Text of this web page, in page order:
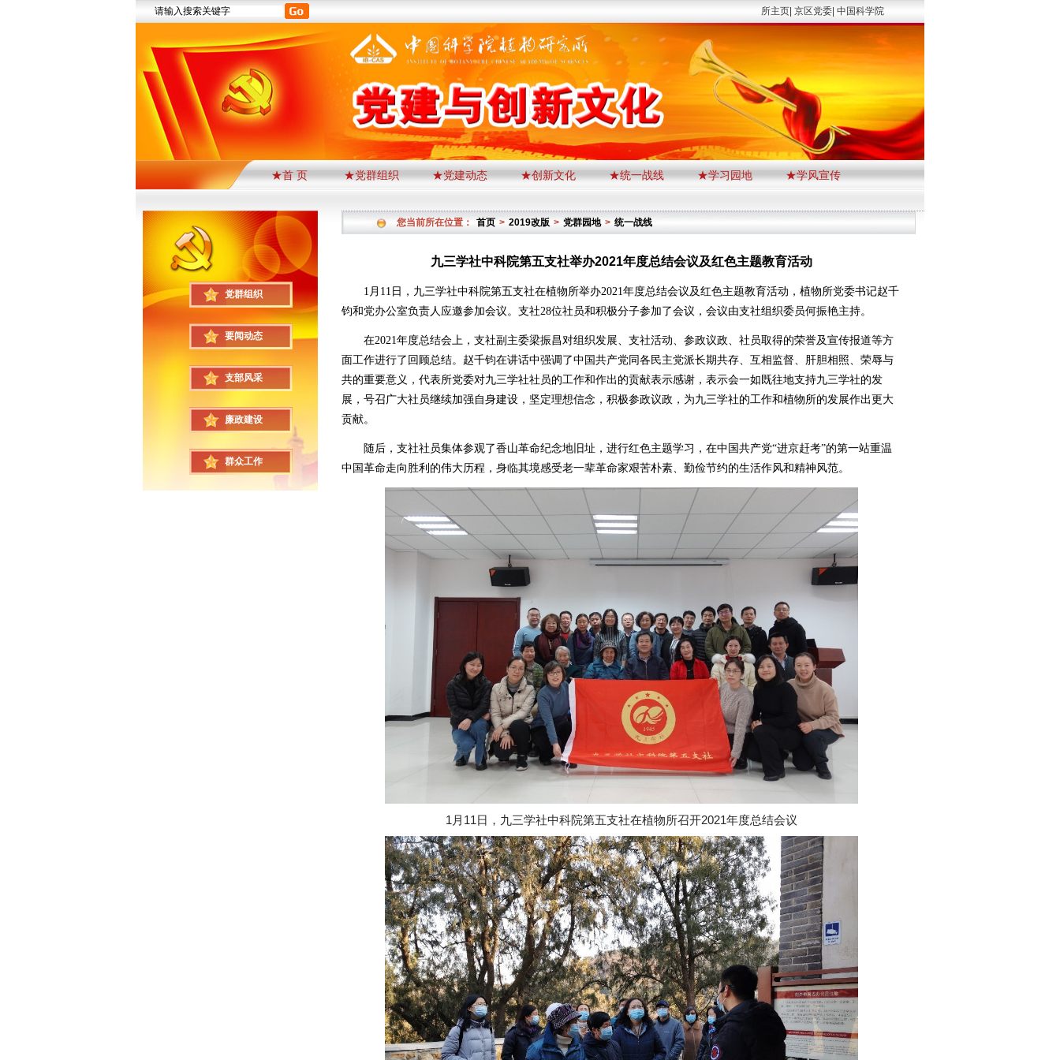
所主页| 京区党委| 中国科学院
★首 页 ★党群组织 ★党建动态 ★创新文化 ★统一战线 ★学习园地 ★学风宣传
党群组织
要闻动态
支部风采
廉政建设
群众工作
您当前所在位置： 首页 > 2019改版 > 党群园地 > 统一战线
九三学社中科院第五支社举办2021年度总结会议及红色主题教育活动
1 月 11 日，九三学社中科院第五支社在植物所举办2021年度总结会议及红色主题教育活动， 植物所党委书记赵千
钧和党办公室负责人应邀参加会议。 支社28位社员和积极分子参加了会议，会议由支社组织委员何振艳主持。
在2021年度总结会上，支社副主委梁振昌对组织发展、支社活动、参政议政、社员取得的荣誉及宣传报道等方
面工作进行了回顾总结。赵千钧在讲话中强调了中国共产党同各民主党派长期共存、互相监督、肝胆相照、荣辱与
共的重要意义，代表所党委对九三学社社员的工作和作出的贡献表示感谢，表示会一如既往地支持九三学社的发
展，号召广大社员继续加强自身建设， 坚定理想信念，积极参政议政， 为九三学社的工作和植物所的发展作出更大
贡献。
随后，支社社员集体参观了香山革命纪念地旧址，进行红色主题学习，在中国共产党“进京赶考”的第一站重温
中国革命走向胜利的伟大历程，身临其境感受老一辈革命家艰苦朴素、勤俭节约的生活作风和精神风范。
1 月 11日，九三学社中科院第五支社在植物所召开2021年度总结会议